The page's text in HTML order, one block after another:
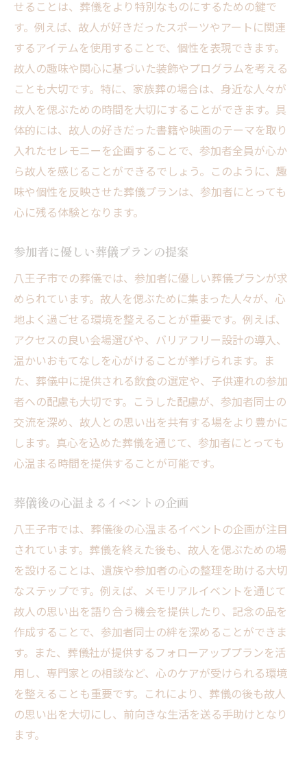
せることは、葬儀をより特別なものにするための鍵で
す。例えば、故人が好きだったスポーツやアートに関連
するアイテムを使用することで、個性を表現できます。
故人の趣味や関心に基づいた装飾やプログラムを考える
ことも大切です。特に、家族葬の場合は、身近な人々が
故人を偲ぶための時間を大切にすることができます。具
体的には、故人の好きだった書籍や映画のテーマを取り
入れたセレモニーを企画することで、参加者全員が心か
ら故人を感じることができるでしょう。このように、趣
味や個性を反映させた葬儀プランは、参加者にとっても
心に残る体験となります。
参加者に優しい葬儀プランの提案
八王子市での葬儀では、参加者に優しい葬儀プランが求
められています。故人を偲ぶために集まった人々が、心
地よく過ごせる環境を整えることが重要です。例えば、
アクセスの良い会場選びや、バリアフリー設計の導入、
温かいおもてなしを心がけることが挙げられます。ま
た、葬儀中に提供される飲食の選定や、子供連れの参加
者への配慮も大切です。こうした配慮が、参加者同士の
交流を深め、故人との思い出を共有する場をより豊かに
します。真心を込めた葬儀を通じて、参加者にとっても
心温まる時間を提供することが可能です。
葬儀後の心温まるイベントの企画
八王子市では、葬儀後の心温まるイベントの企画が注目
されています。葬儀を終えた後も、故人を偲ぶための場
を設けることは、遺族や参加者の心の整理を助ける大切
なステップです。例えば、メモリアルイベントを通じて
故人の思い出を語り合う機会を提供したり、記念の品を
作成することで、参加者同士の絆を深めることができま
す。また、葬儀社が提供するフォローアッププランを活
用し、専門家との相談など、心のケアが受けられる環境
を整えることも重要です。これにより、葬儀の後も故人
の思い出を大切にし、前向きな生活を送る手助けとなり
ます。